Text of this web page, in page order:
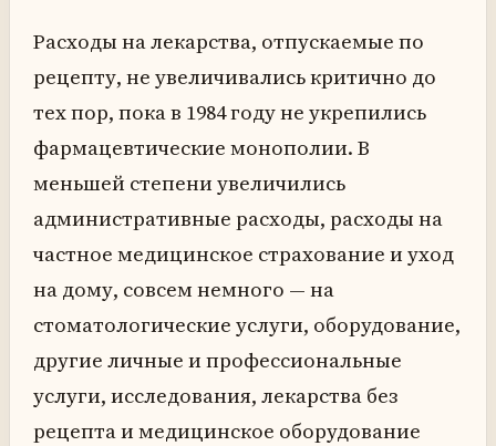
Расходы на лекарства, отпускаемые по
рецепту, не увеличивались критично до
тех пор, пока в 1984 году не укрепились
фармацевтические монополии. В
меньшей степени увеличились
административные расходы, расходы на
частное медицинское страхование и уход
на дому, совсем немного — на
стоматологические услуги, оборудование,
другие личные и профессиональные
услуги, исследования, лекарства без
рецепта и медицинское оборудование